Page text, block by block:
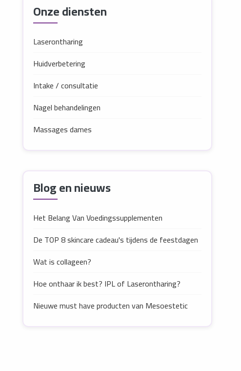
Onze diensten
Laserontharing
Huidverbetering
Intake / consultatie
Nagel behandelingen
Massages dames
Blog en nieuws
Het Belang Van Voedingssupplementen
De TOP 8 skincare cadeau's tijdens de feestdagen
Wat is collageen?
Hoe onthaar ik best? IPL of Laserontharing?
Nieuwe must have producten van Mesoestetic